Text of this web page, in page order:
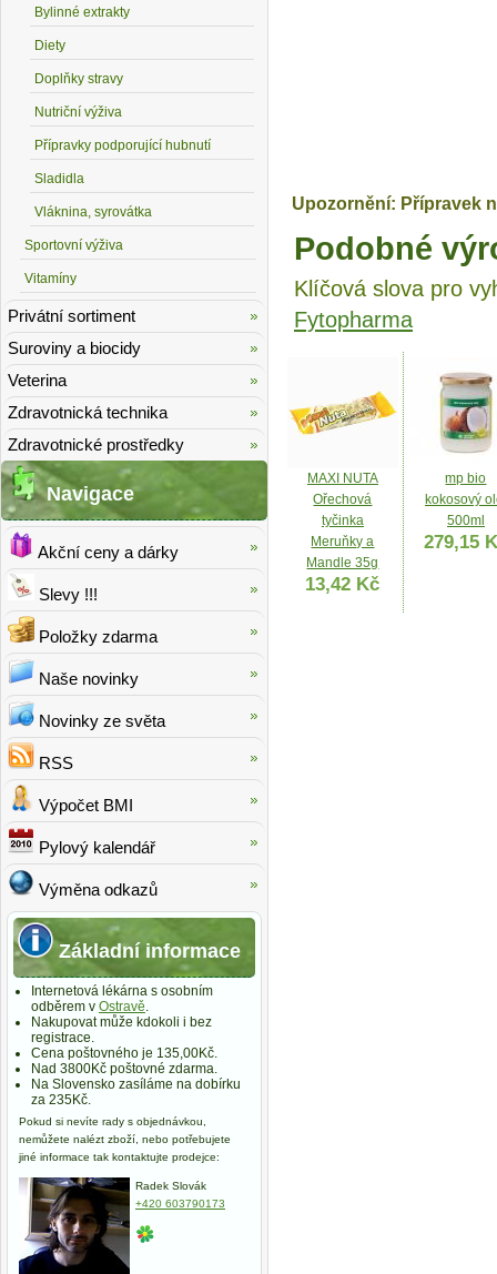
Upozornění: Přípravek
Podobné
Klíčová slova pro
Fytopharma
MAXI NUTA
Ořechová
tyčinka
Meruňky a
Mandle 35g
13,42 Kč
mp bio
kokosový
500ml
279,15
Bylinné extrakty
Diety
Doplňky stravy
Nutriční výživa
Přípravky podporující hubnutí
Sladidla
Vláknina, syrovátka
Sportovní výživa
Vitamíny
Privátní sortiment
Suroviny a biocidy
Veterina
Zdravotnická technika
Zdravotnické prostředky
Navigace
Akční ceny a dárky
Slevy !!!
Položky zdarma
Naše novinky
Novinky ze světa
RSS
Výpočet BMI
Pylový kalendář
Výměna odkazů
Základní informace
Internetová lékárna s osobním
odběrem v Ostravě.
Nakupovat může kdokoli i bez
registrace.
Cena poštovného je 135,00Kč.
Nad 3800Kč poštovné zdarma.
Na Slovensko zasíláme na dobírku
za 235Kč.
Pokud si nevíte rady s objednávkou,
nemůžete nalézt zboží, nebo potřebujete
jiné informace tak kontaktujte prodejce:
Radek Slovák
+420 603790173